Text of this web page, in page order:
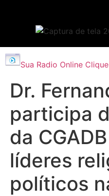
Sua Radio Online
Dr.
participa
da
líderes
políticos